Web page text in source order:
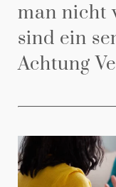
man nicht
sind ein
Achtung